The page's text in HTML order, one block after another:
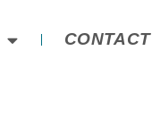
CONTACT